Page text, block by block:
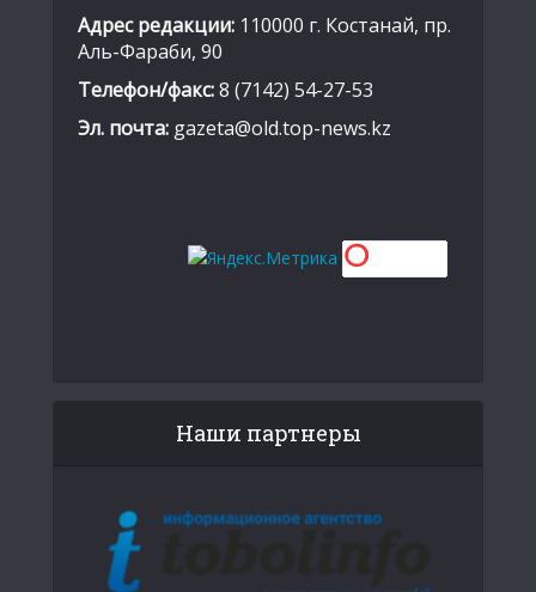
Адрес редакции: 110000 г. Костанай, пр.
Аль-Фараби, 90
Телефон/факс:8 (7142) 54-27-53
Эл. почта: gazeta@old.top-news.kz
Наши партнеры